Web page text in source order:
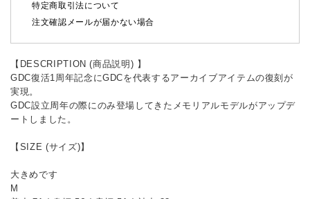
特定商取引法について
注文確認メールが届かない場合
【DESCRIPTION (商品説明) 】
GDC復活1周年記念にGDCを代表するアーカイブアイテムの復刻が
実現。
GDC設立周年の際にのみ登場してきたメモリアルモデルがアップデ
ートしました。
【SIZE (サイズ)】
大きめです
M